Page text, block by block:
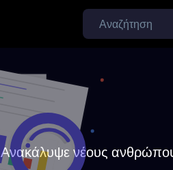
Ανακάλυψε νέους